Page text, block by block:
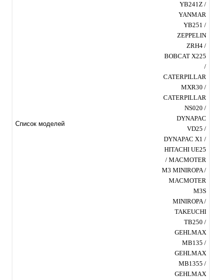
Список моделей
YB241Z /
YANMAR
YB251 /
ZEPPELIN
ZRH4 /
BOBCAT X225
/
CATERPILLAR
MXR30 /
CATERPILLAR
NS020 /
DYNAPAC
VD25 /
DYNAPAC X1 /
HITACHI UE25
/ MACMOTER
M3 MINIROPA /
MACMOTER
M3S
MINIROPA /
TAKEUCHI
TB250 /
GEHLMAX
MB135 /
GEHLMAX
MB1355 /
GEHLMAX